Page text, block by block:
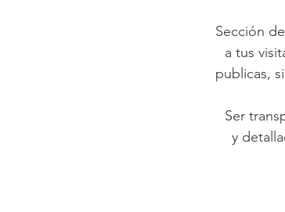
Sección
a tus
publicas,
Ser
y